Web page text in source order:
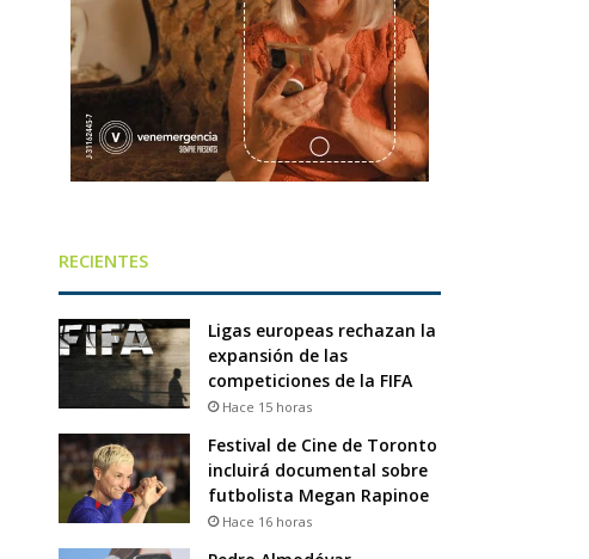
RECIENTES
Ligas europeas rechazan la
expansión de las
competiciones de la FIFA
Hace 15 horas
Festival de Cine de Toronto
incluirá documental sobre
futbolista Megan Rapinoe
Hace 16 horas